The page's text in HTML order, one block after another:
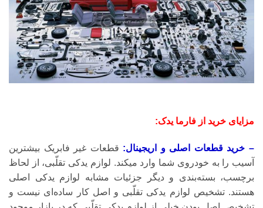
مزایای خرید از فارما یدک:
– خرید قطعات اصلی و اریجینال: قطعات غیر فابریک بیشترین
آسیب را به خودروی شما وارد میکند. لوازم یدکی تقلّبی، از لحاظ
برچسب، بسته‌بندی و دیگر جزئیات مشابه لوازم یدکی اصلی
هستند. تشخیص لوازم یدکی تقلّبی و اصل کار ساده‌ای نیست و